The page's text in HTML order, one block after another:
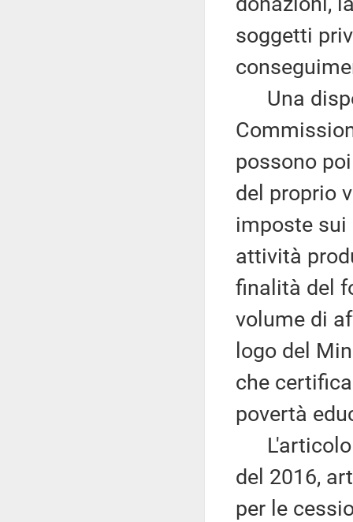
soggetti
Una
possono
del proprio
imposte
attività
finalità del
volume di
logo del
che
povertà
L'articolo
del 2016,
per le